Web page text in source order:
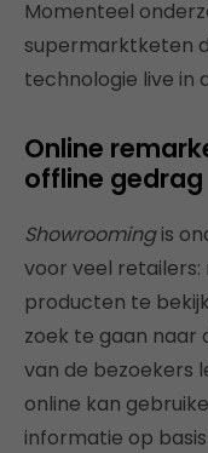
Momenteel
supermarktketen
technologie live in
Online
offline gedrag
Showroomingis
voor veel retailers:
producten te
zoek te gaan naar
van de bezoekers
online kan
informatie op